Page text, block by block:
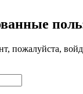
пожалуйста,